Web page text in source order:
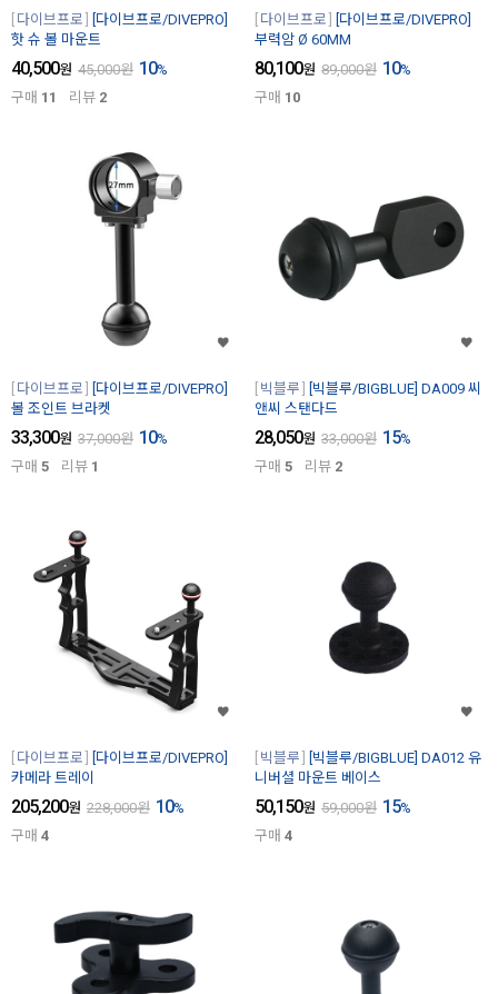
다이브프로
[다이브프로/DIVEPRO]
핫 슈 볼 마운트
40,500원 45,000원 10%
구매 11 리뷰 2
다이브프로
[다이브프로/DIVEPRO]
부력암 Ø 60MM
80,100원 89,000원 10%
구매 10
다이브프로
[다이브프로/DIVEPRO]
볼 조인트 브라켓
33,300원 37,000원 10%
구매 5 리뷰 1
빅블루
[빅블루/BIGBLUE] DA009 씨
앤씨 스탠다드
28,050원 33,000원 15%
구매 5 리뷰 2
다이브프로
[다이브프로/DIVEPRO]
카메라 트레이
205,200원 228,000원 10%
구매 4
빅블루
[빅블루/BIGBLUE] DA012 유
니버셜 마운트 베이스
50,150원 59,000원 15%
구매 4